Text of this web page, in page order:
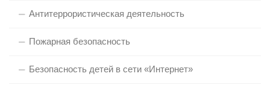
Антитеррористическая деятельность
Пожарная безопасность
Безопасность детей в сети «Интернет»